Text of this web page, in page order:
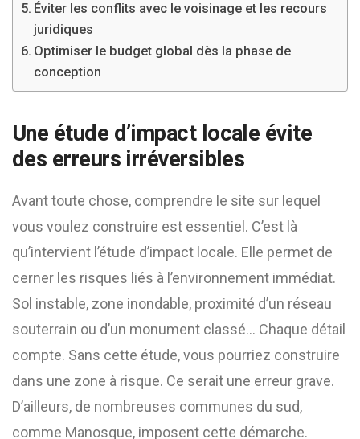
Éviter les conflits avec le voisinage et les recours
juridiques
Optimiser le budget global dès la phase de
conception
Une étude d’impact locale évite
des erreurs irréversibles
Avant toute chose, comprendre le site sur lequel
vous voulez construire est essentiel. C’est là
qu’intervient l’étude d’impact locale. Elle permet de
cerner les risques liés à l’environnement immédiat.
Sol instable, zone inondable, proximité d’un réseau
souterrain ou d’un monument classé… Chaque détail
compte. Sans cette étude, vous pourriez construire
dans une zone à risque. Ce serait une erreur grave.
D’ailleurs, de nombreuses communes du sud,
comme Manosque, imposent cette démarche.